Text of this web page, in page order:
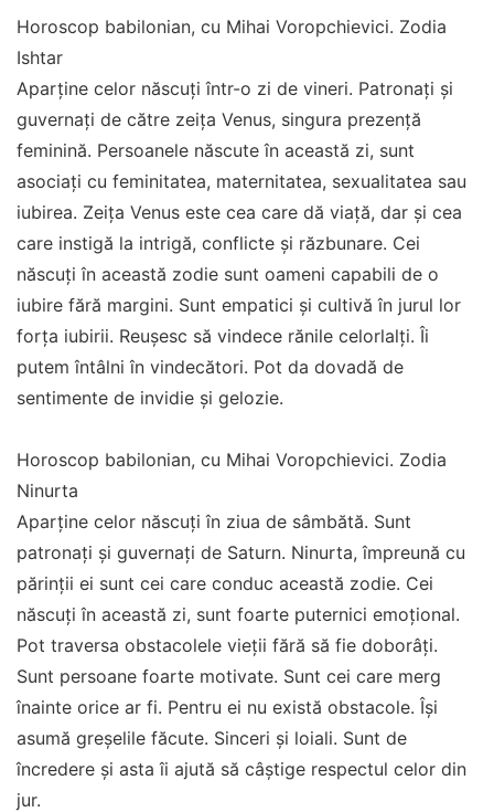
Horoscop babilonian, cu Mihai Voropchievici. Zodia
Ishtar
Aparține celor născuți într-o zi de vineri. Patronați și
guvernați de către zeița Venus, singura prezență
feminină. Persoanele născute în această zi, sunt
asociați cu feminitatea, maternitatea, sexualitatea sau
iubirea. Zeița Venus este cea care dă viață, dar și cea
care instigă la intrigă, conflicte și răzbunare. Cei
născuți în această zodie sunt oameni capabili de o
iubire fără margini. Sunt empatici și cultivă în jurul lor
forța iubirii. Reușesc să vindece rănile celorlalți. Îi
putem întâlni în vindecători. Pot da dovadă de
sentimente de invidie și gelozie.
Horoscop babilonian, cu Mihai Voropchievici. Zodia
Ninurta
Aparține celor născuți în ziua de sâmbătă. Sunt
patronați și guvernați de Saturn. Ninurta, împreună cu
părinții ei sunt cei care conduc această zodie. Cei
născuți în această zi, sunt foarte puternici emoțional.
Pot traversa obstacolele vieții fără să fie doborâți.
Sunt persoane foarte motivate. Sunt cei care merg
înainte orice ar fi. Pentru ei nu există obstacole. Își
asumă greșelile făcute. Sinceri și loiali. Sunt de
încredere și asta îi ajută să câștige respectul celor din
jur.